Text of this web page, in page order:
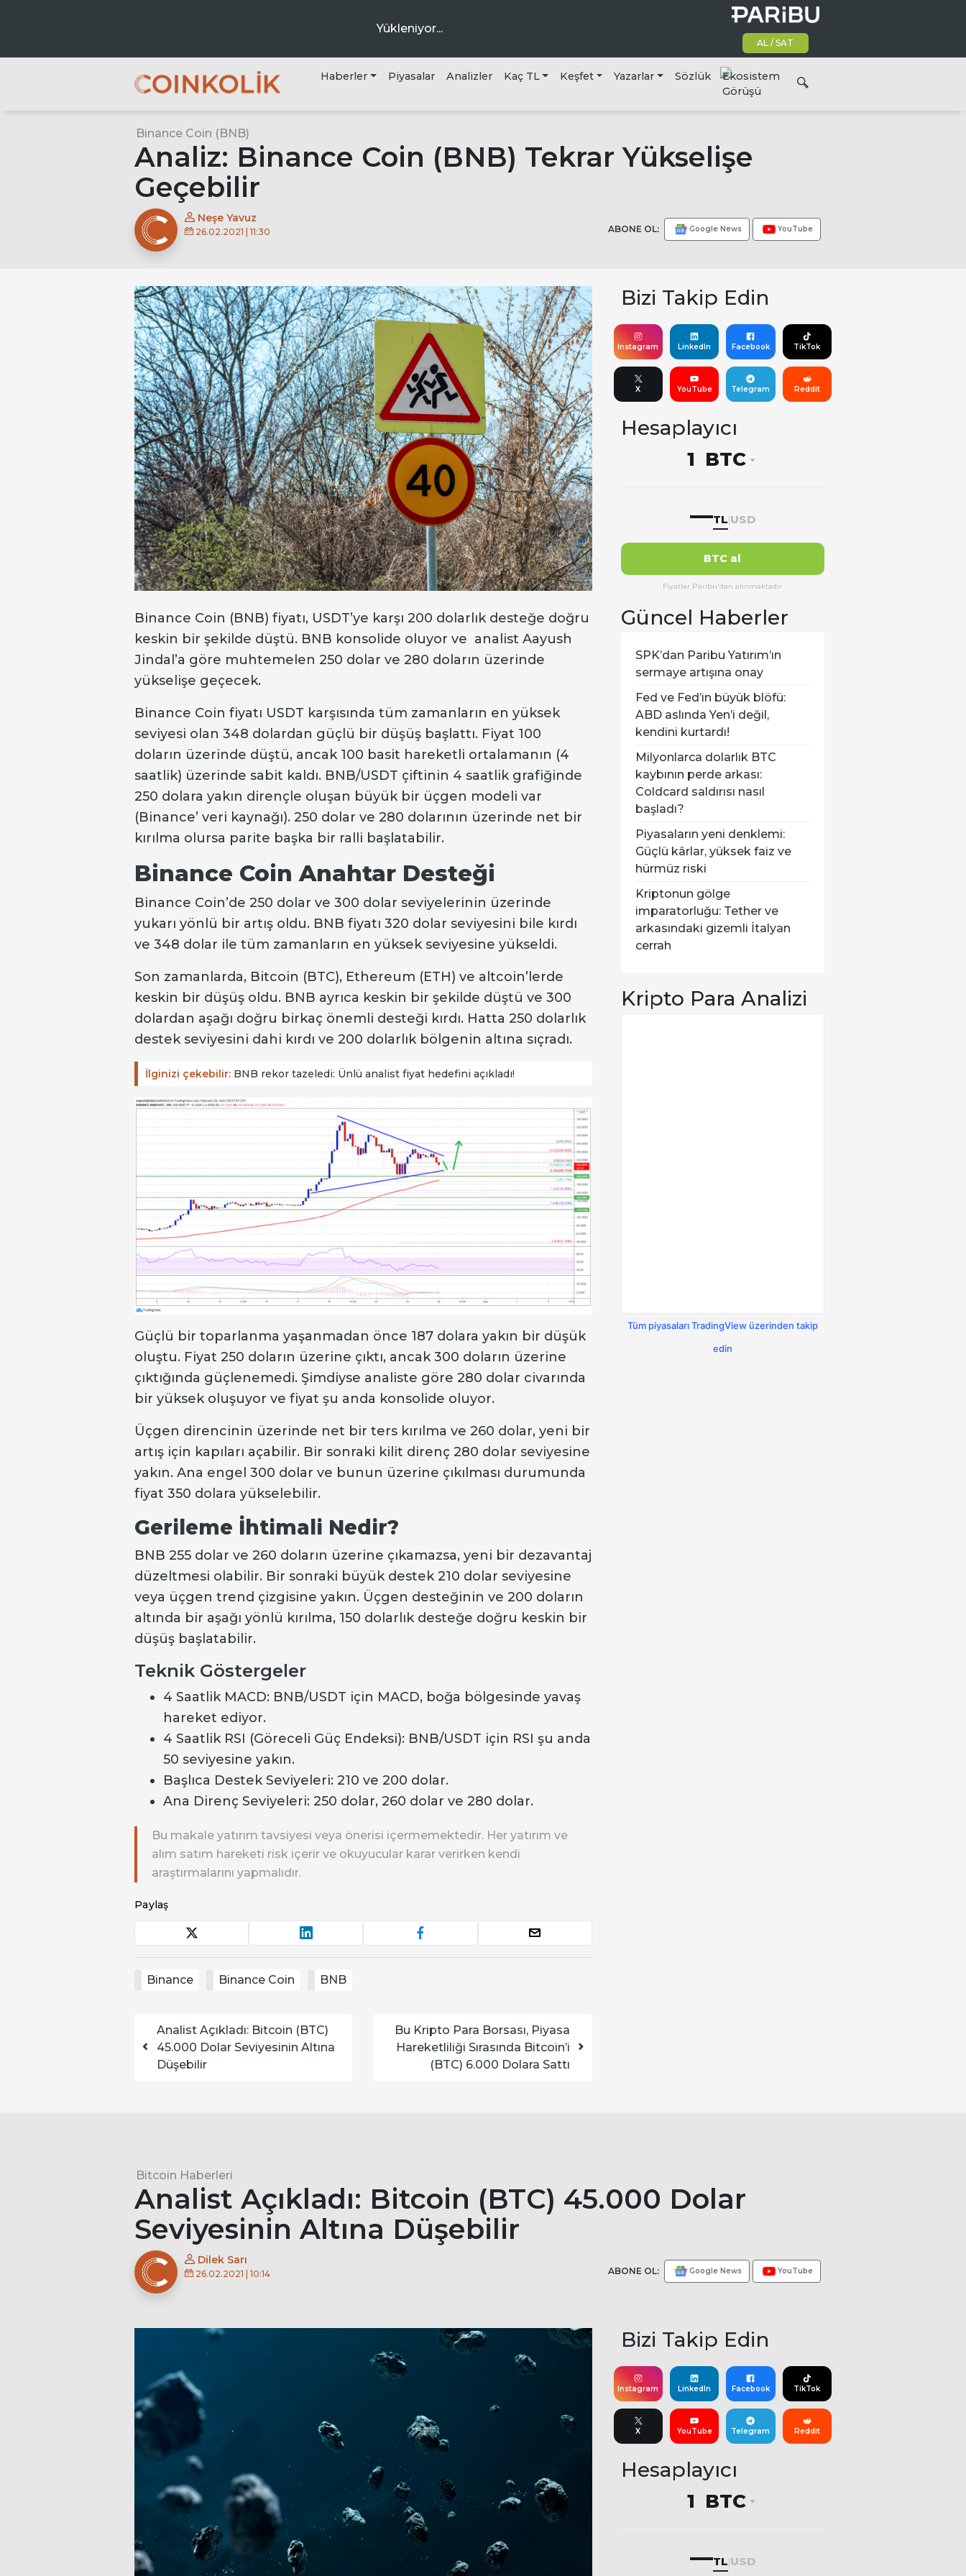
Yükleniyor...
AL / SAT
Haberler Piyasalar Analizler Kaç TL Keşfet Yazarlar Sözlük
Ekosistem
Görüşü
Binance Coin (BNB)
Analiz: Binance Coin (BNB) Tekrar Yükselişe
Geçebilir
Neşe Yavuz
26.02.2021 | 11:30 ABONE OL: Google News YouTube
Binance Coin (BNB) fiyatı, USDT’ye karşı 200 dolarlık desteğe doğru
keskin bir şekilde düştü. BNB konsolide oluyor ve analist Aayush
Jindal’a göre muhtemelen 250 dolar ve 280 doların üzerinde
yükselişe geçecek.
Binance Coin fiyatı USDT karşısında tüm zamanların en yüksek
seviyesi olan 348 dolardan güçlü bir düşüş başlattı. Fiyat 100
doların üzerinde düştü, ancak 100 basit hareketli ortalamanın (4
saatlik) üzerinde sabit kaldı. BNB/USDT çiftinin 4 saatlik grafiğinde
250 dolara yakın dirençle oluşan büyük bir üçgen modeli var
(Binance’ veri kaynağı). 250 dolar ve 280 dolarının üzerinde net bir
kırılma olursa parite başka bir ralli başlatabilir.
Binance Coin Anahtar Desteği
Binance Coin’de 250 dolar ve 300 dolar seviyelerinin üzerinde
yukarı yönlü bir artış oldu. BNB fiyatı 320 dolar seviyesini bile kırdı
ve 348 dolar ile tüm zamanların en yüksek seviyesine yükseldi.
Son zamanlarda, Bitcoin (BTC), Ethereum (ETH) ve altcoin’lerde
keskin bir düşüş oldu. BNB ayrıca keskin bir şekilde düştü ve 300
dolardan aşağı doğru birkaç önemli desteği kırdı. Hatta 250 dolarlık
destek seviyesini dahi kırdı ve 200 dolarlık bölgenin altına sıçradı.
İlginizi çekebilir: BNB rekor tazeledi: Ünlü analist fiyat hedefini açıkladı!
Güçlü bir toparlanma yaşanmadan önce 187 dolara yakın bir düşük
oluştu. Fiyat 250 doların üzerine çıktı, ancak 300 doların üzerine
çıktığında güçlenemedi. Şimdiyse analiste göre 280 dolar civarında
bir yüksek oluşuyor ve fiyat şu anda konsolide oluyor.
Üçgen direncinin üzerinde net bir ters kırılma ve 260 dolar, yeni bir
artış için kapıları açabilir. Bir sonraki kilit direnç 280 dolar seviyesine
yakın. Ana engel 300 dolar ve bunun üzerine çıkılması durumunda
fiyat 350 dolara yükselebilir.
Gerileme İhtimali Nedir?
BNB 255 dolar ve 260 doların üzerine çıkamazsa, yeni bir dezavantaj
düzeltmesi olabilir. Bir sonraki büyük destek 210 dolar seviyesine
veya üçgen trend çizgisine yakın. Üçgen desteğinin ve 200 doların
altında bir aşağı yönlü kırılma, 150 dolarlık desteğe doğru keskin bir
düşüş başlatabilir.
Teknik Göstergeler
4 Saatlik MACD: BNB/USDT için MACD, boğa bölgesinde yavaş
hareket ediyor.
4 Saatlik RSI (Göreceli Güç Endeksi): BNB/USDT için RSI şu anda
50 seviyesine yakın.
Başlıca Destek Seviyeleri: 210 ve 200 dolar.
Ana Direnç Seviyeleri: 250 dolar, 260 dolar ve 280 dolar.
Bu makale yatırım tavsiyesi veya önerisi içermemektedir. Her yatırım ve
alım satım hareketi risk içerir ve okuyucular karar verirken kendi
araştırmalarını yapmalıdır.
Paylaş
Binance Binance Coin BNB
Yazı dolaşımı
Analist Açıkladı: Bitcoin (BTC)
45.000 Dolar Seviyesinin Altına
Düşebilir
Bu Kripto Para Borsası, Piyasa
Hareketliliği Sırasında Bitcoin’i
(BTC) 6.000 Dolara Sattı
Bizi Takip Edin
Instagram LinkedIn Facebook TikTok
X YouTube Telegram Reddit
Hesaplayıcı
BTC
—TL USD
BTC al
Fiyatlar Paribu'dan alınmaktadır
Güncel Haberler
SPK’dan Paribu Yatırım’ın
sermaye artışına onay
Fed ve Fed’in büyük blöfü:
ABD aslında Yen’i değil,
kendini kurtardı!
Milyonlarca dolarlık BTC
kaybının perde arkası:
Coldcard saldırısı nasıl
başladı?
Piyasaların yeni denklemi:
Güçlü kârlar, yüksek faiz ve
hürmüz riski
Kriptonun gölge
imparatorluğu: Tether ve
arkasındaki gizemli İtalyan
cerrah
Kripto Para Analizi
Tüm piyasaları TradingView üzerinden takip
edin
Bitcoin Haberleri
Analist Açıkladı: Bitcoin (BTC) 45.000 Dolar
Seviyesinin Altına Düşebilir
Dilek Sarı
26.02.2021 | 10:14 ABONE OL: Google News YouTube
Bizi Takip Edin
Instagram LinkedIn Facebook TikTok
X YouTube Telegram Reddit
Hesaplayıcı
BTC
—TL USD